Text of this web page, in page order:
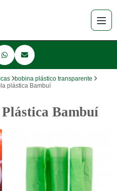
bobina plástico transparente
plástica Bambuí
Bambuí